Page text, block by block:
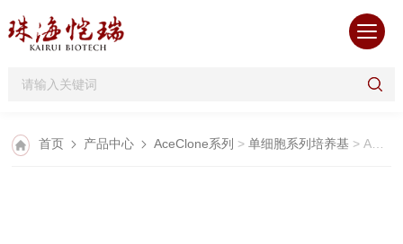
首页 产品中心 AceClone系列 >单细胞系列培养基 > ACE SingleCell SFM